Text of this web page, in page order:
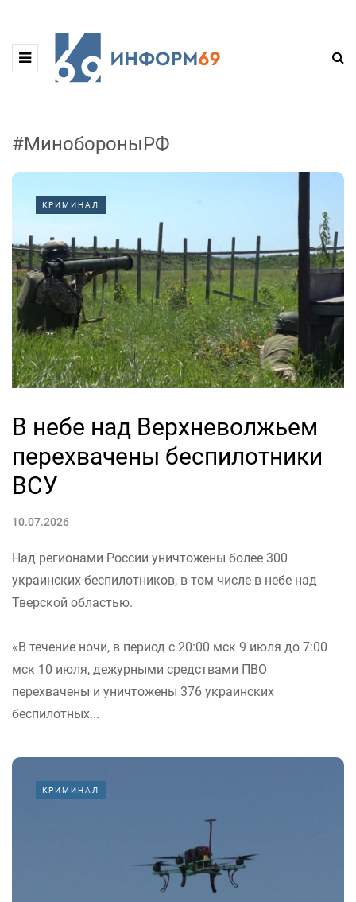
#МинобороныРФ
КРИМИНАЛ
В небе над Верхневолжьем
перехвачены беспилотники
ВСУ
10.07.2026
Над регионами России уничтожены более 300
украинских беспилотников, в том числе в небе над
Тверской областью.
«В течение ночи, в период с 20:00 мск 9 июля до 7:00
мск 10 июля, дежурными средствами ПВО
перехвачены и уничтожены 376 украинских
беспилотных...
КРИМИНАЛ